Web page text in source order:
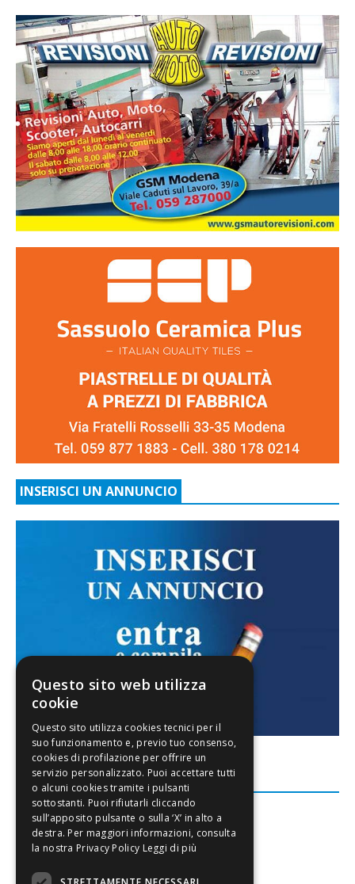
INSERISCI UN ANNUNCIO
FACEBOOK
Questo sito web utilizza
cookie
Leggi di più